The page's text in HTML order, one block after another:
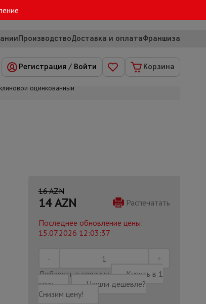
ПроизводствоДоставка и оплатаФраншиза
Регистрация / Войти Корзина
оцинкованный
16 AZN
14AZN
Распечатать
Последнее обновление цены:
15.07.2026 12:03:37
Добавить в корзину
Купить в 1
клик
Нашли дешевле?
Снизим цену!